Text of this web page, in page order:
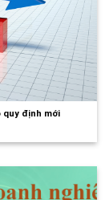
quy định mới